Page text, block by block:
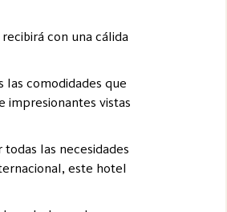
con una cálida
las comodidades que
impresionantes vistas
las necesidades
este hotel